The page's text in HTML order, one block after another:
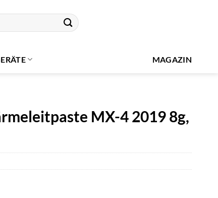
MAGAZIN
MX-4 2019 8g,